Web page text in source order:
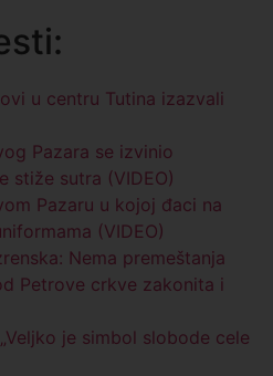
u centru Tutina izazvali
Pazara se izvinio
stiže sutra (VIDEO)
Pazaru u kojoj đaci na
(VIDEO)
Nema premeštanja
Petrove crkve zakonita i
je simbol slobode cele